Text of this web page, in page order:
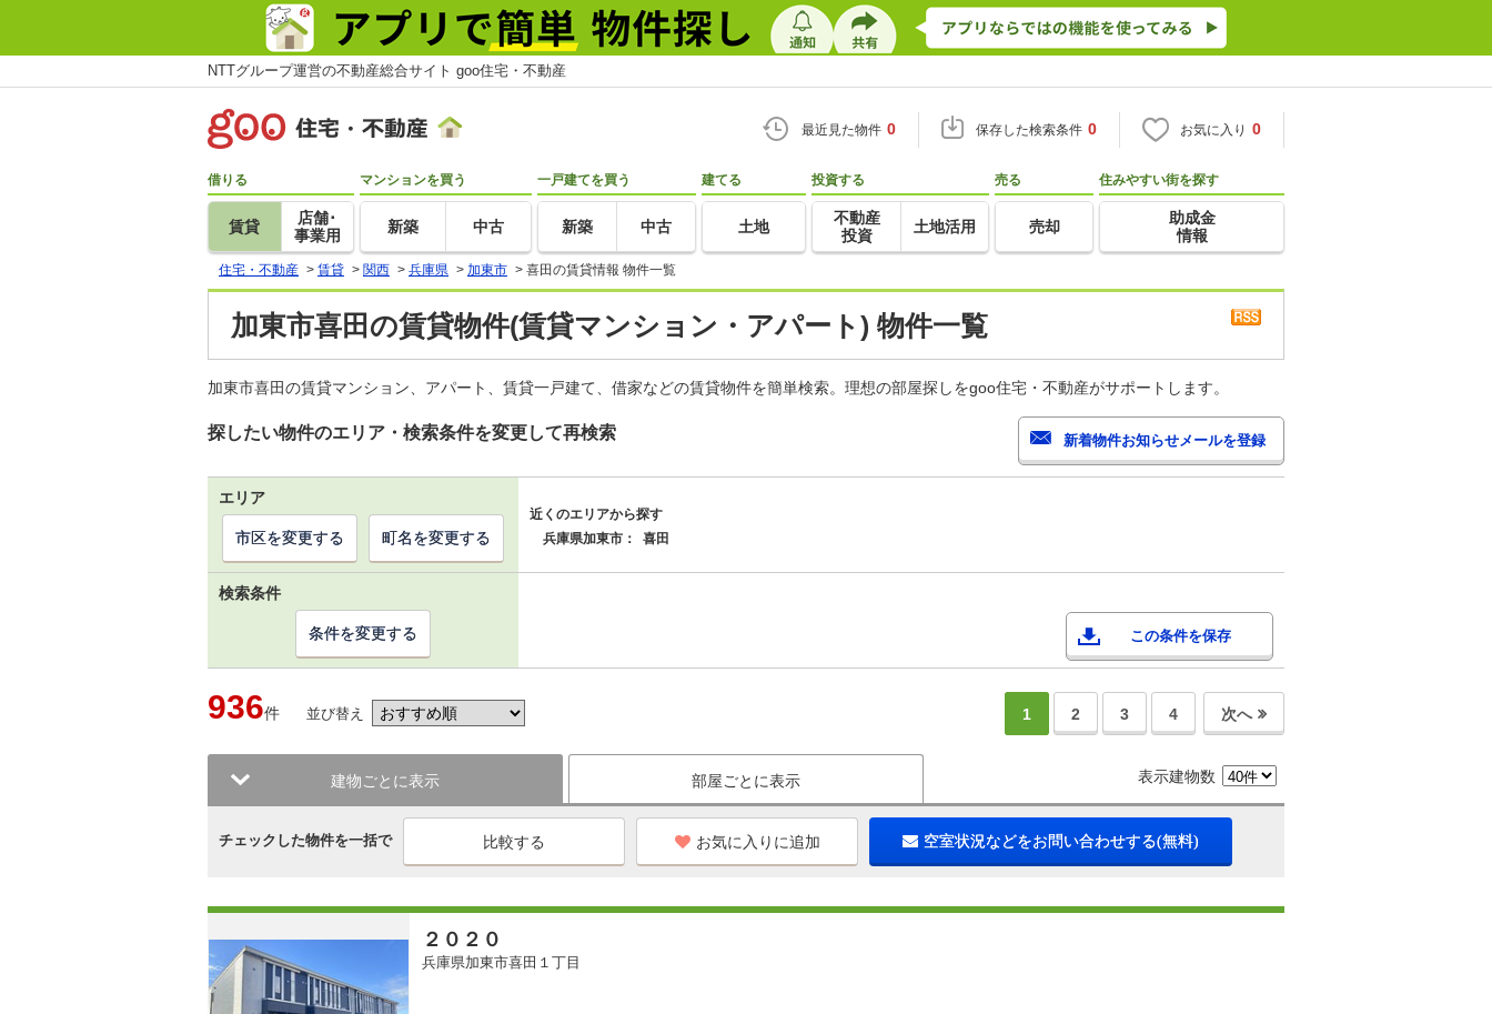
NTTグループ運営の不動産総合サイト goo住宅・不動産
最近見た物件 0 保存した検索条件 0 お気に入り 0
借りる
賃貸
店舗･
事業用
マンションを買う
新築 中古
一戸建てを買う
新築 中古
建てる
土地
投資する
不動産
投資
土地活用
売る
売却
住みやすい街を探す
助成金
情報
住宅・不動産 > 賃貸 > 関西 > 兵庫県 > 加東市 > 喜田の賃貸情報 物件一覧
加東市喜田の賃貸物件(賃貸マンション・アパート) 物件一覧
加東市喜田の賃貸マンション、アパート、賃貸一戸建て、借家などの賃貸物件を簡単検索。理想の部屋探しをgoo住宅・不動産がサポートします。
探したい物件のエリア・検索条件を変更して再検索
エリア
近くのエリアから探す
兵庫県加東市：
喜田
市区を変更する 町名を変更する
検索条件
この条件を保存
条件を変更する
936件 並び替え 1 2 3 4 次へ
建物ごとに表示 部屋ごとに表示 表示建物数
チェックした物件を一括で お気に入りに追加 空室状況などをお問い合わせする(無料)
２０２０
兵庫県加東市喜田１丁目